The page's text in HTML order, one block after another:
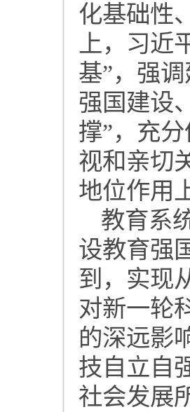
化基础性
上，习
基”，强
强国建设
撑”，充
视和亲切
地位作用
教育系
设教育强
到，实现
对新一轮
的深远影
技自立自
社会发展